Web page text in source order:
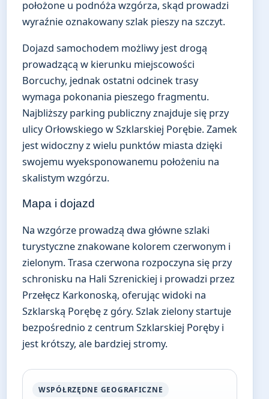
położone u podnóża wzgórza, skąd prowadzi
wyraźnie oznakowany szlak pieszy na szczyt.
Dojazd samochodem możliwy jest drogą
prowadzącą w kierunku miejscowości
Borcuchy, jednak ostatni odcinek trasy
wymaga pokonania pieszego fragmentu.
Najbliższy parking publiczny znajduje się przy
ulicy Orłowskiego w Szklarskiej Porębie. Zamek
jest widoczny z wielu punktów miasta dzięki
swojemu wyeksponowanemu położeniu na
skalistym wzgórzu.
Mapa i dojazd
Na wzgórze prowadzą dwa główne szlaki
turystyczne znakowane kolorem czerwonym i
zielonym. Trasa czerwona rozpoczyna się przy
schronisku na Hali Szrenickiej i prowadzi przez
Przełęcz Karkonoską, oferując widoki na
Szklarską Porębę z góry. Szlak zielony startuje
bezpośrednio z centrum Szklarskiej Poręby i
jest krótszy, ale bardziej stromy.
WSPÓŁRZĘDNE GEOGRAFICZNE